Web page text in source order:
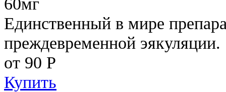
Единственный в мире
преждевременной эякуляции.
от 90 Р
Купить